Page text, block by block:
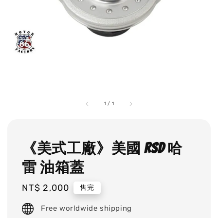
1 / 1
《美式工廠》美國 RSD 哈
雷 油箱蓋
Regular
price
NT$ 2,000 售完
Free worldwide shipping